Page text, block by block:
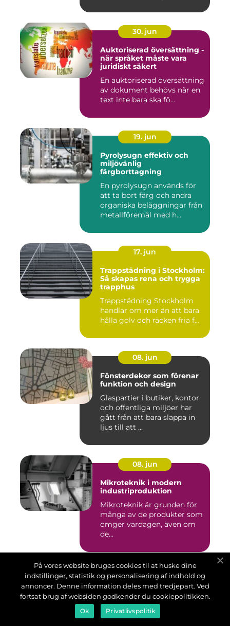
30. jun
Auktoriserad översättning -
när språket måste vara
juridiskt säkert
En auktoriserad översättning
av dokument behövs när en
text inte bara ska fö...
19. jun
Pyrolysugn effektiv och
miljövänlig
färgborttagning
En pyrolysugn används för
att ta bort färg och andra
organiska beläggningar från
metallföremål med h...
17. jun
Trappstädning i Stockholm:
Så skapas rena och trygga
trapphus
Trappstädning Stockholm
handlar om mer än att bara
hålla golv och räcken fria f...
08. jun
Fönsterdekor som förenar
funktion och design
Glaspartier i butiker, kontor
och offentliga miljöer har
gått från att bara släppa in
ljus till att ...
08. jun
Mikroteknik i modern
industriproduktion
Mikroteknik är grunden för
många av de produkter som
omger vardagen, även om
de...
05. jun
Värmepumpar nacka
Värmepumpar nacka är ett
ämne som blir allt mer
På vores website bruges cookies til at huske dine
indstillinger, statistik og personalisering af indhold og
annoncer. Denne information deles med tredjepart. Ved
fortsat brug af websiden godkender du cookiepolitikken.
Ok Privatlivspolitik